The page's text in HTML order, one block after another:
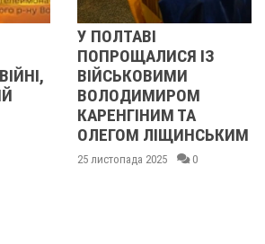
ІЗ
ТА
ПІЛЬГОВИЙ
МАЄ ПРАВО ТА
ОТРИМАТИ?
24 листопада 2025